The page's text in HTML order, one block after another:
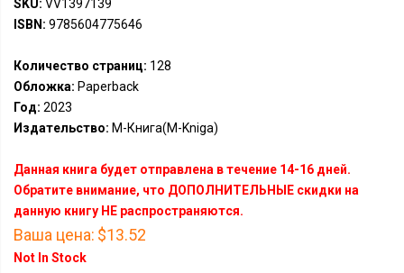
SKU: VV1397139
ISBN: 9785604775646
Количество страниц: 128
Обложка: Paperback
Год: 2023
Издательство: М-Книга(M-Kniga)
Данная книга будет отправлена в течение 14-16 дней.
Обратите внимание, что ДОПОЛНИТЕЛЬНЫЕ скидки на
данную книгу НЕ распространяются.
Ваша цена: $13.52
Not In Stock